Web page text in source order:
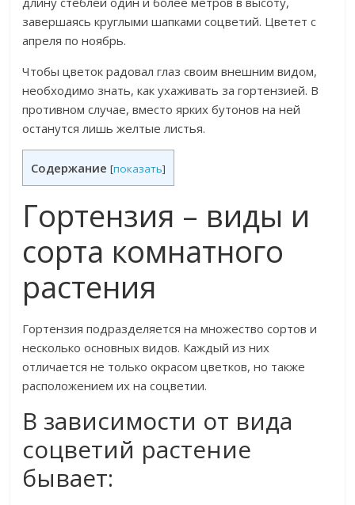
завершаясь круглыми шапками соцветий. Цветет с
апреля по ноябрь.
Чтобы цветок радовал глаз своим внешним видом,
необходимо знать, как ухаживать за гортензией. В
противном случае, вместо ярких бутонов на ней
останутся лишь желтые листья.
Содержание [показать]
Гортензия – виды и
сорта комнатного
растения
Гортензия подразделяется на множество сортов и
несколько основных видов. Каждый из них
отличается не только окрасом цветков, но также
расположением их на соцветии.
В зависимости от вида
соцветий растение
бывает: